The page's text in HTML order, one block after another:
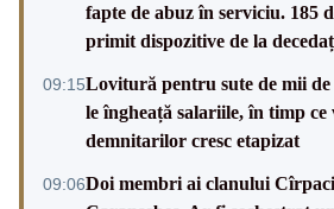
fapte de abuz în serviciu. 185
primit dispozitive de la
09:15Lovitură pentru sute de mii
le îngheață salariile, în timp
demnitarilor cresc etapizat
09:06Doi membri ai clanului